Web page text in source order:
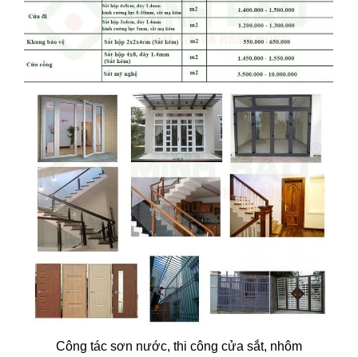
Công tác sơn nước, thi công cửa sắt, nhôm